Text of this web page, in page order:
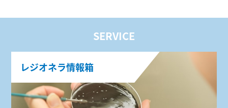
SERVICE
レジオネラ情報箱